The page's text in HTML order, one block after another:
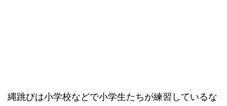
縄跳びは小学校などで小学生たちが練習しているな